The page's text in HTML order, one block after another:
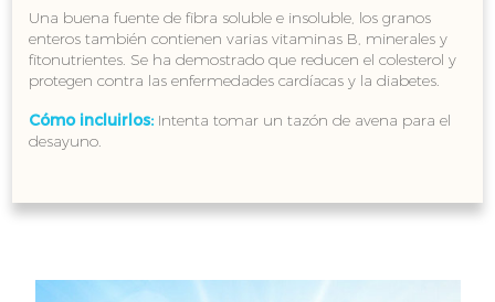
Una buena fuente de fibra soluble e insoluble, los granos
enteros también contienen varias vitaminas B, minerales y
fitonutrientes. Se ha demostrado que reducen el colesterol y
protegen contra las enfermedades cardíacas y la diabetes.
Cómo incluirlos: Intenta tomar un tazón de avena para el
desayuno.